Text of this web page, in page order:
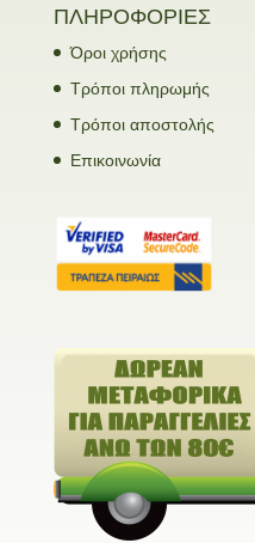
ΠΛΗΡΟΦΟΡΙΕΣ
Όροι χρήσης
Τρόποι πληρωμής
Τρόποι αποστολής
Επικοινωνία